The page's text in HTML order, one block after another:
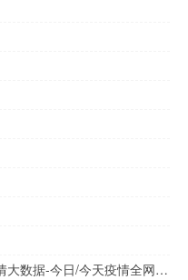
2023年10月11日浙江省舟山市疫情大数据-今日/今天疫情全网搜索最新实时消息动态情况通知播报